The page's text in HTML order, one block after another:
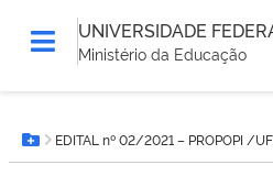
UNIVERSIDADE
Ministério da Educação
está
aqui:Botão Menu
EDITAL nº 02/2021 – PROPOPI /